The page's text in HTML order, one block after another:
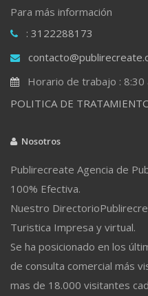
Para más información
: 3122288173
Horario de trabajo : 8:30
POLITICA DE
Nosotros
Publirecreate Agencia de
100% Efectiva.
Nuestro
Turistica Impresa y virtual.
Se ha posicionado en los
de consulta comercial más
mas de 18.000 visitantes